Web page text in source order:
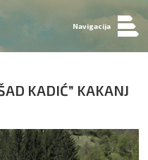
Navigacija
KADIĆ” KAKANJ